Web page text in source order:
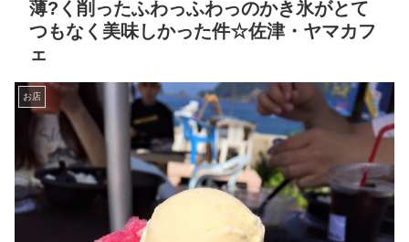
薄?く削ったふわっふわっのかき氷がとて
つもなく美味しかった件☆佐津・ヤマカフ
ェ
お店